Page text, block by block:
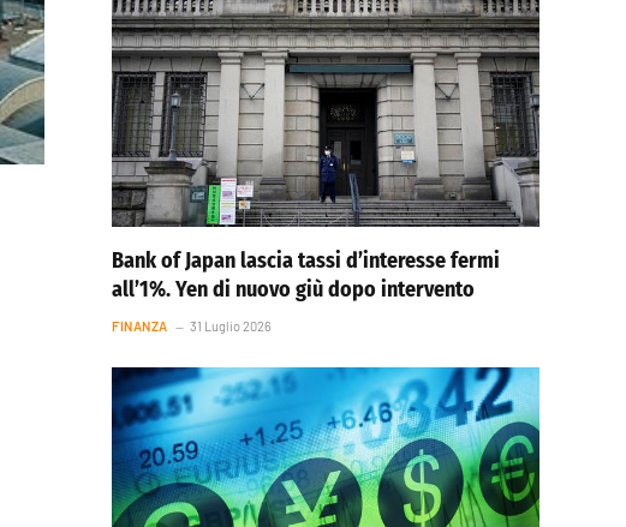
Bank of Japan lascia tassi d’interesse fermi
all’1%. Yen di nuovo giù dopo intervento
FINANZA 31 Luglio 2026